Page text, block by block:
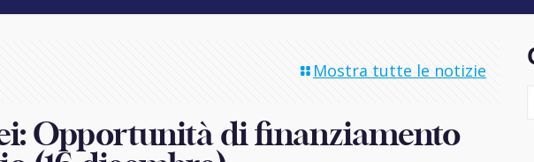
Mostra tutte le notizie
Opportunità di finanziamento